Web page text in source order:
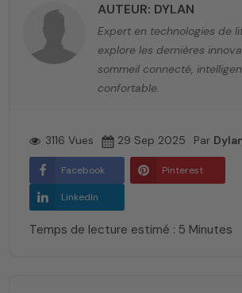
AUTEUR: DYLAN
Expert en technologies de
explore les dernières
sommeil connecté,
confortable.
3116 Vues 29 Sep 2025 Par
Facebook Pinterest
LinkedIn
Temps de lecture estimé : 5 Minutes